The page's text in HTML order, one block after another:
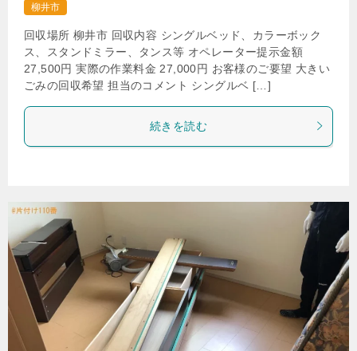
柳井市
回収場所 柳井市 回収内容 シングルベッド、カラーボック
ス、スタンドミラー、タンス等 オペレーター提示金額
27,500円 実際の作業料金 27,000円 お客様のご要望 大きい
ごみの回収希望 担当のコメント シングルベ […]
続きを読む